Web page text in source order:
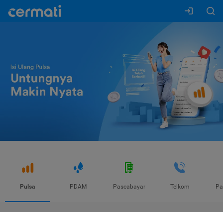
Pulsa PDAM Pascabayar Telkom